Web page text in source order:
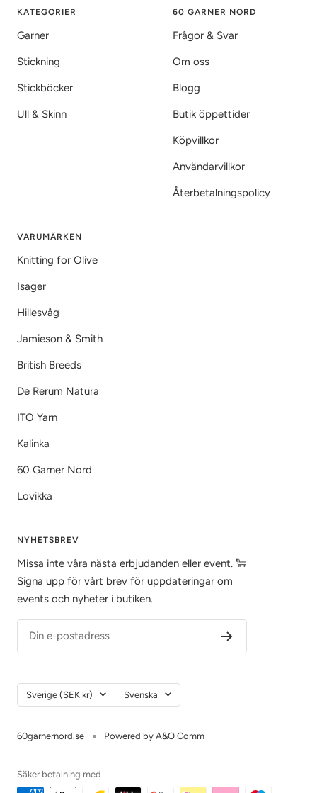
KATEGORIER
Garner
Stickning
Stickböcker
Ull & Skinn
60 GARNER NORD
Frågor & Svar
Om oss
Blogg
Butik öppettider
Köpvillkor
Användarvillkor
Återbetalningspolicy
VARUMÄRKEN
Knitting for Olive
Isager
Hillesvåg
Jamieson & Smith
British Breeds
De Rerum Natura
ITO Yarn
Kalinka
60 Garner Nord
Lovikka
NYHETSBREV
Missa inte våra nästa erbjudanden eller event. 🐑
Signa upp för vårt brev för uppdateringar om
events och nyheter i butiken.
Din e-postadress
Land/Region
Sverige (SEK kr) Språk
Svenska
60garnernord.se Powered by A&O Comm
Säker betalning med